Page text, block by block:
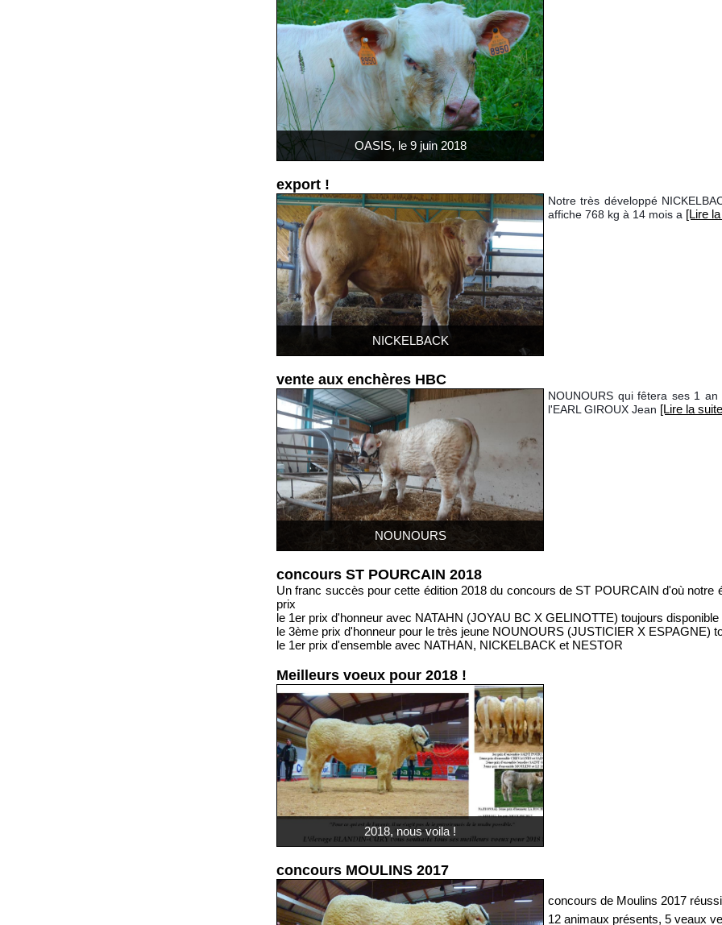
OASIS, le 9 juin 2018
export !
NICKELBACK
Notre très développé
affiche 768 kg à 14 mois a [Lire
vente aux enchères HBC
NOUNOURS
NOUNOURS qui fêtera ses 1
l'EARL GIROUX Jean [Lire la
concours ST POURCAIN 2018
Un franc succès pour cette édition 2018 du concours de ST POURCAIN d'où notre
prix
le 1er prix d'honneur avec NATAHN (JOYAU BC X GELINOTTE) toujours disponible
le 3ème prix d'honneur pour le très jeune NOUNOURS (JUSTICIER X ESPAGNE)
le 1er prix d'ensemble avec NATHAN, NICKELBACK et NESTOR
Meilleurs voeux pour 2018 !
2018, nous voila !
concours MOULINS 2017
concours de Moulins 2017
12 animaux présents, 5 veaux